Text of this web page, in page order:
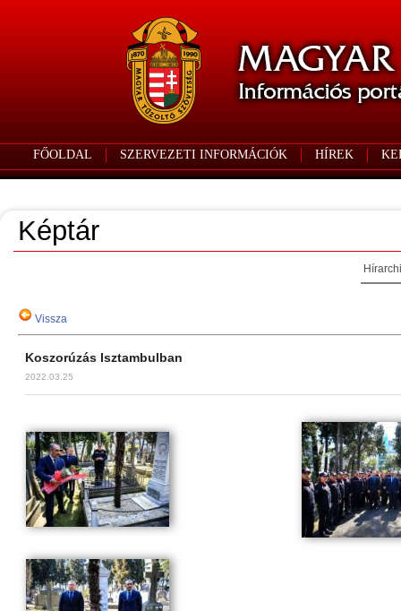
FŐOLDAL SZERVEZETI INFORMÁCIÓK HÍREK
Képtár
Vissza
Koszorúzás Isztambulban
2022.03.25